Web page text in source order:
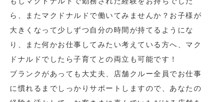
ら、またマクドナルドで働いてみませんか？お子様が
大きくなって少しずつ自分の時間が持てるようにな
り、また何かお仕事してみたい考えている方へ、マク
ドナルドでしたら子育てとの両立も可能です！
ブランクがあっても大丈夫、店舗クルー全員でお仕事
に慣れるまでしっかりサポートしますので、あなたの